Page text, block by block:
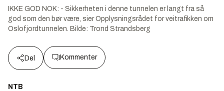
IKKE GOD NOK: - Sikkerheten i denne tunnelen er langt fra så
god som den bør være, sier Opplysningsrådet for veitrafikken om
Oslofjordtunnelen. Bilde: Trond Strandsberg
Del Kommenter
NTB